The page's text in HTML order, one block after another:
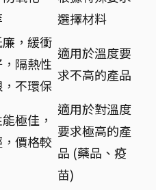
選擇材料
，緩衝
隔熱性
不環保
適用於溫度要
求不高的產品
極佳，
價格較
適用於對溫度
要求極高的產
品 (藥品、疫
苗)